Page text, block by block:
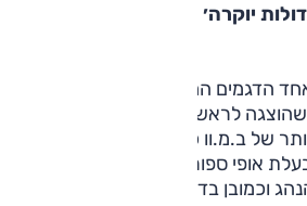
יוקרה׳ היא –
3 הייתה לאחד הדגמים החשובים ביותר של מותג
של ב.מ.וו כפי שאנו מכירים אותה
אופי ספורטיבי הבא לידי ביטוי
וכמובן בדרך בה היא מתנהלת